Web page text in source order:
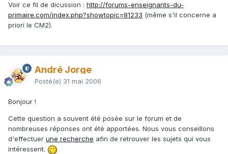
Voir ce fil de dicussion : http://forums-enseignants-du-
primaire.com/index.php?showtopic=81233 (même s'il concerne a
priori le CM2).
André Jorge
Posté(e) 31 mai 2006
Bonjour !
Cette question a souvent été posée sur le forum et de
nombreuses réponses ont été apportées. Nous vous conseillons
d'effectuer une recherche afin de retrouver les sujets qui vous
intéressent.